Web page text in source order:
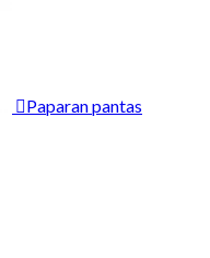
Paparan pantas